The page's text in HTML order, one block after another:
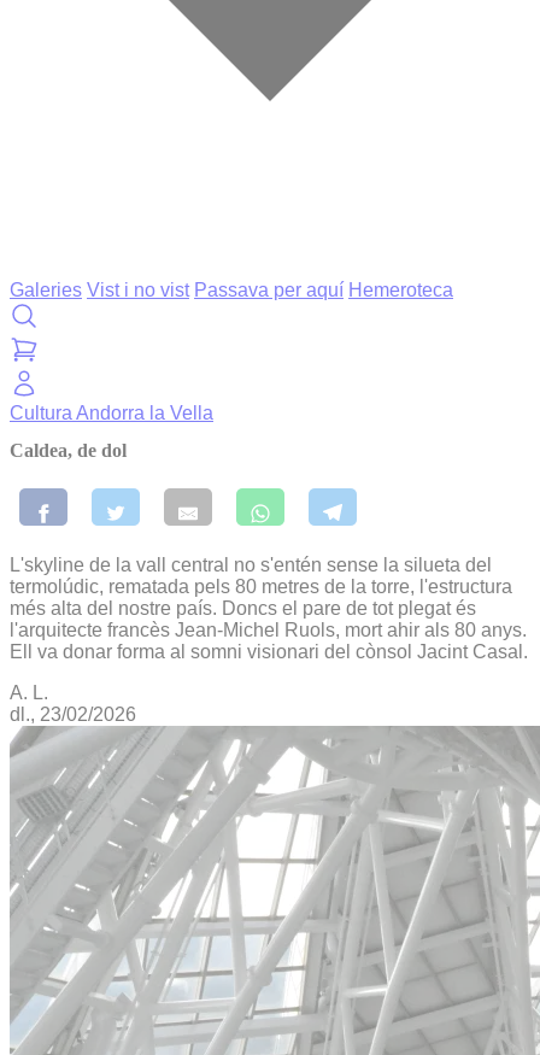
Galeries Vist i no vist Passava per aquí Hemeroteca
Cultura Andorra la Vella
Caldea, de dol
L'skyline de la vall central no s'entén sense la silueta del
termolúdic, rematada pels 80 metres de la torre, l'estructura
més alta del nostre país. Doncs el pare de tot plegat és
l'arquitecte francès Jean-Michel Ruols, mort ahir als 80 anys.
Ell va donar forma al somni visionari del cònsol Jacint Casal.
A. L.
dl., 23/02/2026